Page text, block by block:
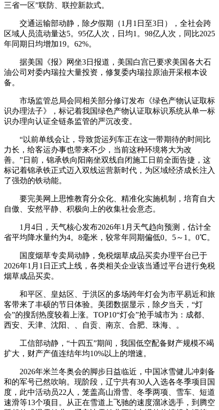
三省一区”联防、联控新款式。
交通运输部动静，除夕假期（1月1日至3日），全社会跨
区域人员流动量达5。95亿人次，日均1。98亿人次，同比2025
年同期日均增加19。62%。
据美国《报》网坐3日报道，美国白宫已要求美国各大石
油公司对委内瑞拉大量投资，修复委内瑞拉原油开采根本设
备。
市场监管总局会同相关部分修订发布《绿色产物认证取标
识办理法子》，标记着我国绿色产物认证取标识系统从单一标
识办理向认证全链条监管的严沉改变。
“以前单线会让，导致货运列车正在这一带期待的时间比
力长，给客运办事也带来不少，当前这种环境将大为改
善。”日前，锦承铁向阳南坐双线自闭施工日前全面告捷，这
标记着锦承铁正式迈入双线运营新时代，为区域经济成长注入
了强劲的铁动能。
要完美网上思惟教育分众化、精准化实施机制，培育自大
自傲、安然平静、积极向上的收集社会意态。
1月4日，天气核心发布2026年1月天气趋向预测，估计全
省平均降水量约为4。8毫米，较常年同期偏低0。5～1。0℃。
国度烟草专卖局动静，免税烟草成品买卖办理平台已于
2026年1月1日正式上线，各类相关企业该当通过平台进行免税
烟草成品买卖。
和平区、皇姑区、于洪区的多场跨年灯会为市平易近和旅
客带来了丰硕的节日体验。美团数据显示，除夕当天，“灯
会”的搜刮热度较着上涨。TOP10“灯会”抢手城市为：成都、
西安、天津、沈阳、、自贡、南京、合肥、珠海、。
工信部动静，“十四五”期间，我国低空配备财产规模不竭
扩大，财产产值连结年均10%以上的增速。
2026年米兰冬奥会的脚步日益临近，中国冰雪健儿冲刺备
和的军号已然吹响。现阶段，辽宁共有30人入选各冬季项目国
度，此中活动员22人，笼盖高山滑雪、冬季两项、雪车、短道
速滑等13个项目。从正在雪道上飞驰的速度溜冰选手，到腾空